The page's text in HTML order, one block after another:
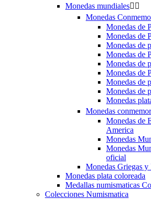
Monedas mundiales 
Monedas
Monedas de
Monedas de
Monedas de
Monedas de
Monedas de
Monedas de
Monedas de
Monedas de
Monedas
Monedas
Monedas de
America
Monedas
Monedas
oficial
Monedas Griegas y
Monedas plata coloreada
Medallas numismaticas
Colecciones Numismatica